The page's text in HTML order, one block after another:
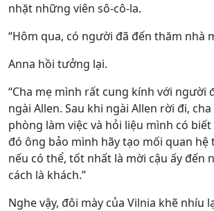
nhặt những viên sô-cô-la.
“Hôm qua, có người đã đến thăm nhà
Anna hồi tưởng lại.
“Cha mẹ mình rất cung kính với người
ngài Allen. Sau khi ngài Allen rời đi,
phòng làm việc và hỏi liệu mình có
đó ông bảo mình hãy tạo mối quan hệ
nếu có thể, tốt nhất là mời cậu ấy đến
cách là khách.”
Nghe vậy, đôi mày của Vilnia khẽ nhíu